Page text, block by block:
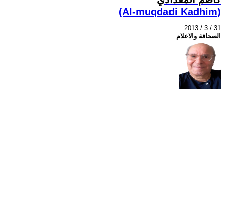
(Al-muqdadi Kadhim)
2013 / 3 / 31
الصحافة والاعلام